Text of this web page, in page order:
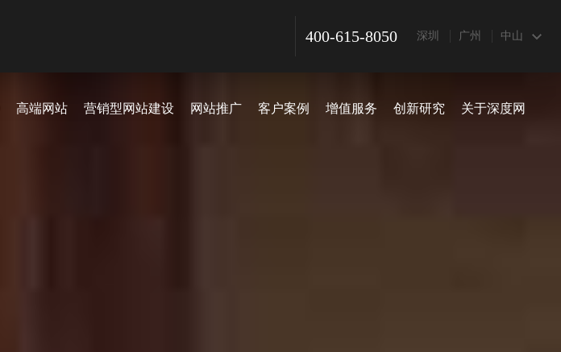
深圳 广州 中山
400-615-8050
高端网站 营销型网站建设 网站推广 客户案例 增值服务 创新研究 关于深度网